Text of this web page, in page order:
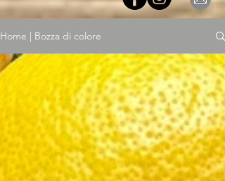
Home | Bozza di colore